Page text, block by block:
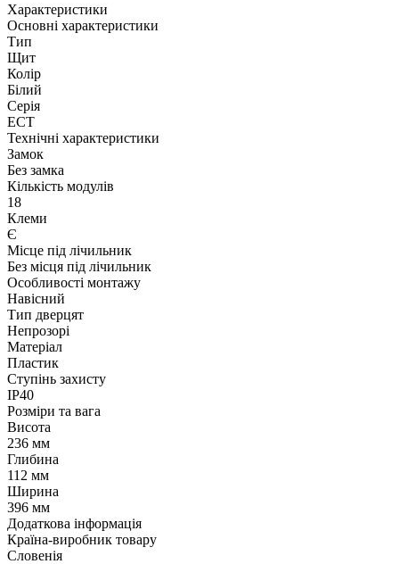
Характеристики
Основні характеристики
Тип
Щит
Колір
Білий
Серія
ECT
Технічні характеристики
Замок
Без замка
Кількість модулів
18
Клеми
Є
Місце під лічильник
Без місця під лічильник
Особливості монтажу
Навісний
Тип дверцят
Непрозорі
Матеріал
Пластик
Ступінь захисту
IP40
Розміри та вага
Висота
236 мм
Глибина
112 мм
Ширина
396 мм
Додаткова інформація
Країна-виробник товару
Словенія